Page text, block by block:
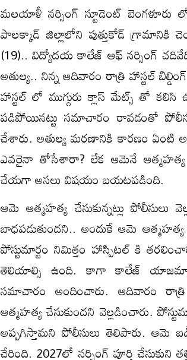
మలయాళీ నర్సింగ్ స్టూడెంట్
పాలక్కాడ్ జిల్లాలోని పుత్తుకోడ్ గ్రామానికి
(19).. విద్యోదయ కాలేజ్ ఆఫ్ నర్సింగ్
అతుల్య.. నిన్న ఆదివారం రాత్రి హాస్టల్
హాస్టల్ లో ముగ్గురు క్లాస్ మేట్స్ తో
పడిపోయినట్టు సమాచారం రావడంతో
చేశారు. అతుల్య మరణానికి కారణం ఏంటి
ఎవరైనా తోసేశారా? లేక ఆమెనే ఆత్మహత్య
చేయగా అసలు విషయం బయటపడింది.
ఆమె ఆత్మహత్య చేసుకున్నట్లు
బాధపడుతుందని.. అందుకే ఆమె
పోస్టుమార్టం నిమిత్తం హాస్పిటల్ కి
తెలియాల్సి ఉంది. కాగా కాలేజ్ యాజమాన్యం
సమాచారం అందించారు. ఆదివారం
ఆత్మహత్య చేసుకుందని వెల్లడించారు.
అప్పగిస్తామని పోలీసులు తెలిపారు. ఆమె
చేరింది. 2027లో నర్సింగ్ పూర్తి